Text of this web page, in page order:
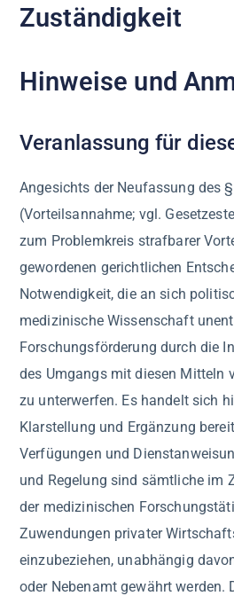
Zuständigkeit
Hinweise und
Veranlassung für
Angesichts der Neufassung des
(Vorteilsannahme; vgl.
zum Problemkreis strafbarer
gewordenen gerichtlichen
Notwendigkeit, die an sich
medizinische Wissenschaft
Forschungsförderung durch die
des Umgangs mit diesen Mitteln
zu unterwerfen. Es handelt sich
Klarstellung und Ergänzung
Verfügungen und
und Regelung sind sämtliche im
der medizinischen
Zuwendungen privater
einzubeziehen, unabhängig
oder Nebenamt gewährt werden.